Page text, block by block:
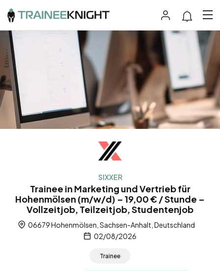
SIXXER
Trainee in Marketing und Vertrieb für
Hohenmölsen (m/w/d) – 19,00 € / Stunde –
Vollzeitjob, Teilzeitjob, Studentenjob
06679 Hohenmölsen, Sachsen-Anhalt, Deutschland
02/08/2026
Trainee